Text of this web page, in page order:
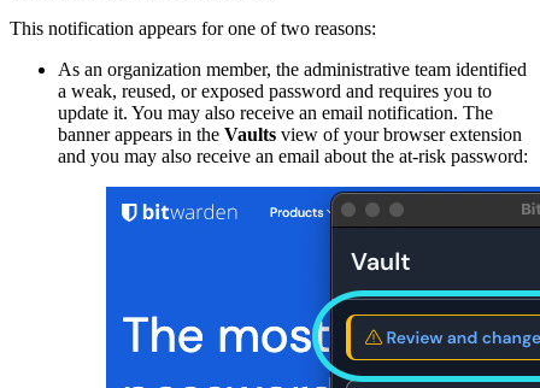
This notification appears for one of two reasons:
As an organization member, the administrative team identified
a weak, reused, or exposed password and requires you to
update it. You may also receive an email notification. The
banner appears in the Vaults view of your browser extension
and you may also receive an email about the at-risk password: